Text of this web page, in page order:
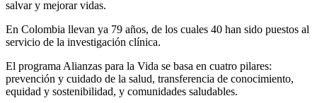
salvar y mejorar vidas.
En Colombia llevan ya 79 años, de los cuales 40 han sido puestos al
servicio de la investigación clínica.
El programa Alianzas para la Vida se basa en cuatro pilares:
prevención y cuidado de la salud, transferencia de conocimiento,
equidad y sostenibilidad, y comunidades saludables.